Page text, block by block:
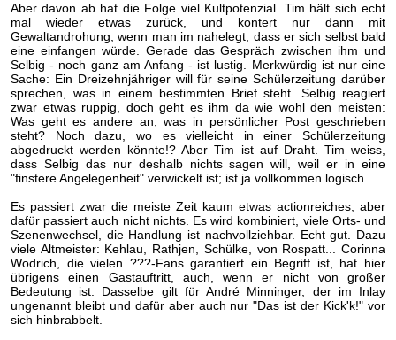
Aber davon ab hat die Folge viel Kultpotenzial. Tim hält sich echt
mal wieder etwas zurück, und kontert nur dann mit
Gewaltandrohung, wenn man im nahelegt, dass er sich selbst bald
eine einfangen würde. Gerade das Gespräch zwischen ihm und
Selbig - noch ganz am Anfang - ist lustig. Merkwürdig ist nur eine
Sache: Ein Dreizehnjähriger will für seine Schülerzeitung darüber
sprechen, was in einem bestimmten Brief steht. Selbig reagiert
zwar etwas ruppig, doch geht es ihm da wie wohl den meisten:
Was geht es andere an, was in persönlicher Post geschrieben
steht? Noch dazu, wo es vielleicht in einer Schülerzeitung
abgedruckt werden könnte!? Aber Tim ist auf Draht. Tim weiss,
dass Selbig das nur deshalb nichts sagen will, weil er in eine
"finstere Angelegenheit" verwickelt ist; ist ja vollkommen logisch.
Es passiert zwar die meiste Zeit kaum etwas actionreiches, aber
dafür passiert auch nicht nichts. Es wird kombiniert, viele Orts- und
Szenenwechsel, die Handlung ist nachvollziehbar. Echt gut. Dazu
viele Altmeister: Kehlau, Rathjen, Schülke, von Rospatt... Corinna
Wodrich, die vielen ???-Fans garantiert ein Begriff ist, hat hier
übrigens einen Gastauftritt, auch, wenn er nicht von großer
Bedeutung ist. Dasselbe gilt für André Minninger, der im Inlay
ungenannt bleibt und dafür aber auch nur "Das ist der Kick'k!" vor
sich hinbrabbelt.